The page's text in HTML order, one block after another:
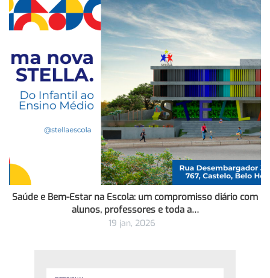
Saúde e Bem-Estar na Escola: um compromisso diário com
alunos, professores e toda a…
19 jan, 2026